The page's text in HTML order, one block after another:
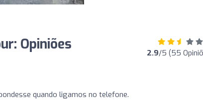
Opiniões 2.9/5 (55
quando ligamos no telefone.